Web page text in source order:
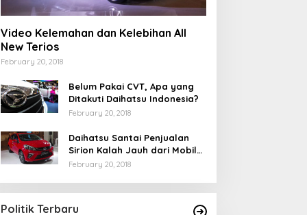
Video Kelemahan dan Kelebihan All
New Terios
February 20, 2018
Belum Pakai CVT, Apa yang
Ditakuti Daihatsu Indonesia?
February 20, 2018
Daihatsu Santai Penjualan
Sirion Kalah Jauh dari Mobil
LCGC
February 20, 2018
Politik Terbaru